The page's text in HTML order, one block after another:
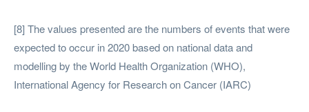
[8] The values presented are the numbers of events that were
expected to occur in 2020 based on national data and
modelling by the World Health Organization (WHO),
International Agency for Research on Cancer (IARC)